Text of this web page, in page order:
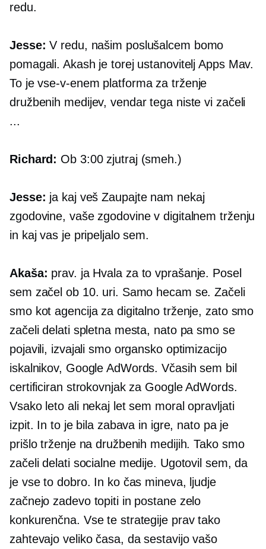
redu.
Jesse: V redu, našim poslušalcem bomo
pomagali. Akash je torej ustanovitelj Apps Mav.
To jevse-v-enem platforma za trženje
družbenih medijev, vendar tega niste vi začeli
...
Richard: Ob 3:00 zjutraj (smeh.)
Jesse: ja kaj veš Zaupajte nam nekaj
zgodovine, vaše zgodovine v digitalnem trženju
in kaj vas je pripeljalo sem.
Akaša: prav. ja Hvala za to vprašanje. Posel
sem začel ob 10. uri. Samo hecam se. Začeli
smo kot agencija za digitalno trženje, zato smo
začeli delati spletna mesta, nato pa smo se
pojavili, izvajali smo organsko optimizacijo
iskalnikov, Google AdWords. Včasih sem bil
certificiran strokovnjak za Google AdWords.
Vsako leto ali nekaj let sem moral opravljati
izpit. In to je bila zabava in igre, nato pa je
prišlo trženje na družbenih medijih. Tako smo
začeli delati socialne medije. Ugotovil sem, da
je vse to dobro. In ko čas mineva, ljudje
začnejo zadevo topiti in postane zelo
konkurenčna. Vse te strategije prav tako
zahtevajo veliko časa, da sestavijo vašo